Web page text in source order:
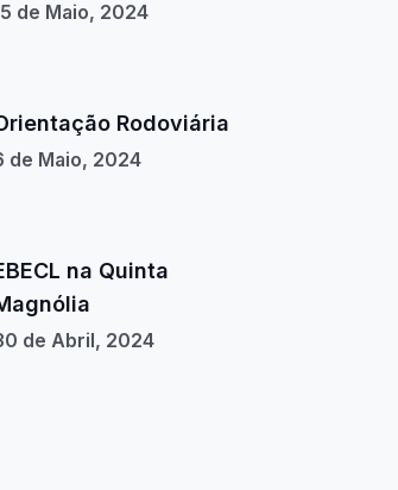
de Maio, 2024
Rodoviária
de Maio, 2024
na Quinta
de Abril, 2024